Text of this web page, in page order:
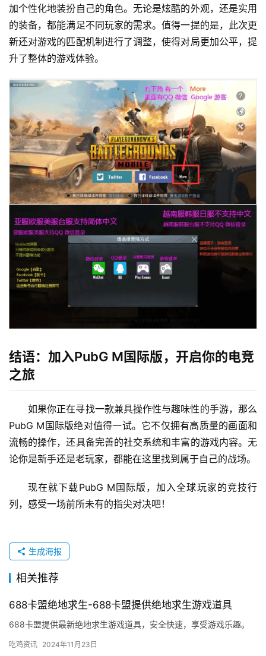
加个性化地装扮自己的角色。无论是炫酷的外观，还是实用
的装备，都能满足不同玩家的需求。值得一提的是，此次更
新还对游戏的匹配机制进行了调整，使得对局更加公平，提
升了整体的游戏体验。
结语：加入PubG M国际版，开启你的电竞
之旅
如果你正在寻找一款兼具操作性与趣味性的手游，那么
PubG M国际版绝对值得一试。它不仅拥有高质量的画面和
流畅的操作，还具备完善的社交系统和丰富的游戏内容。无
论你是新手还是老玩家，都能在这里找到属于自己的战场。
现在就下载PubG M国际版，加入全球玩家的竞技行
列，感受一场前所未有的指尖对决吧！
生成海报
相关推荐
688卡盟绝地求生-688卡盟提供绝地求生游戏道具
688卡盟提供最新绝地求生游戏道具，安全快速，享受游戏乐趣。
吃鸡资讯 2024年11月23日